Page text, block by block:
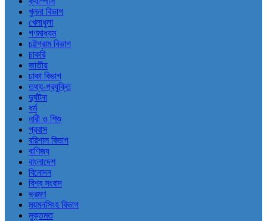
খুলনা বিভাগ
খেলাধুলা
গণমাধ্যম
চট্টগ্রাম বিভাগ
চাকরি
জাতীয়
ঢাকা বিভাগ
তথ্য-প্রযুক্তি
দুর্ঘটনা
ধর্ম
নারী ও শিশু
প্রবাস
বরিশাল বিভাগ
বাণিজ্য
বাংলাদেশ
বিনোদন
বিশ্ব সংবাদ
ভ্রমণ
ময়মনসিংহ বিভাগ
মুক্তমত